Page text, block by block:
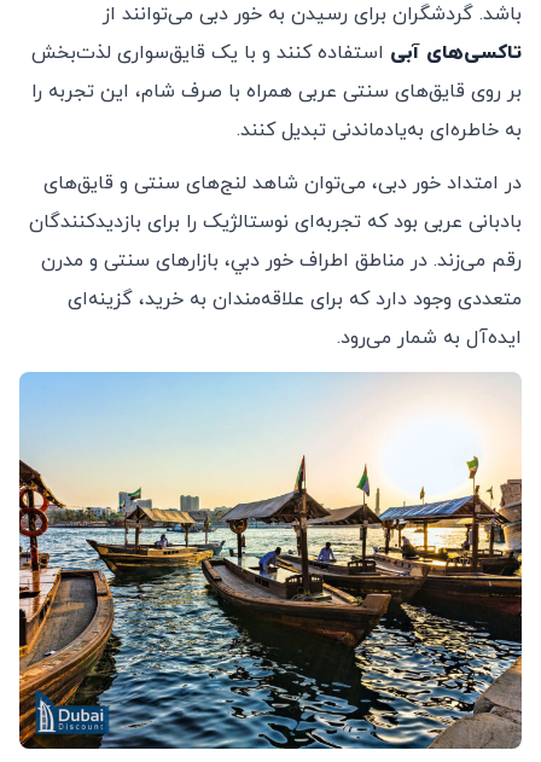
باشد. گردشگران برای رسیدن به خور دبی می‌توانند از
تاکسی‌های آبی استفاده کنند و با یک قایق‌سواری لذت‌بخش
بر روی قایق‌های سنتی عربی همراه با صرف شام، این تجربه را
به خاطره‌ای به‌یادماندنی تبدیل کنند.
در امتداد خور دبی، می‌توان شاهد لنج‌های سنتی و قایق‌های
بادبانی عربی بود که تجربه‌ای نوستالژیک را برای بازدیدکنندگان
رقم می‌زند. در مناطق اطراف خور دبي، بازارهای سنتی و مدرن
متعددی وجود دارد که برای علاقه‌مندان به خرید، گزینه‌ای
ایده‌آل به شمار می‌رود.